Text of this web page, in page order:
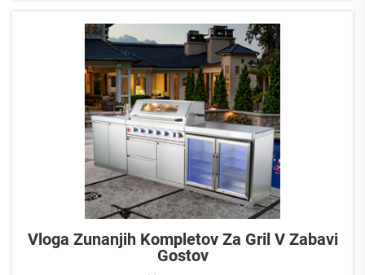
Vloga Zunanjih Kompletov Za Gril V Zabavi
Gostov